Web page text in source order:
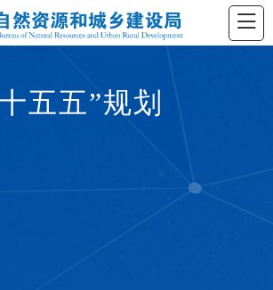
五五”规划